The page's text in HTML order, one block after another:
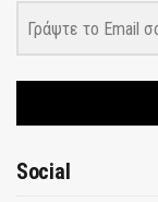
Social